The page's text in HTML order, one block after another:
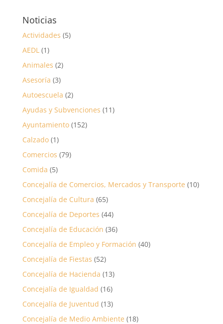
Noticias
Actividades (5)
AEDL(1)
Animales (2)
Asesoría (3)
Autoescuela (2)
Ayudas y Subvenciones (11)
Ayuntamiento(152)
Calzado(1)
Comercios (79)
Comida (5)
Concejalía de Comercios, Mercados y Transporte (10)
Concejalía de Cultura (65)
Concejalía de Deportes (44)
Concejalía de Educación (36)
Concejalía de Empleo y Formación (40)
Concejalía de Fiestas (52)
Concejalía de Hacienda (13)
Concejalía de Igualdad (16)
Concejalía de Juventud (13)
Concejalía de Medio Ambiente (18)